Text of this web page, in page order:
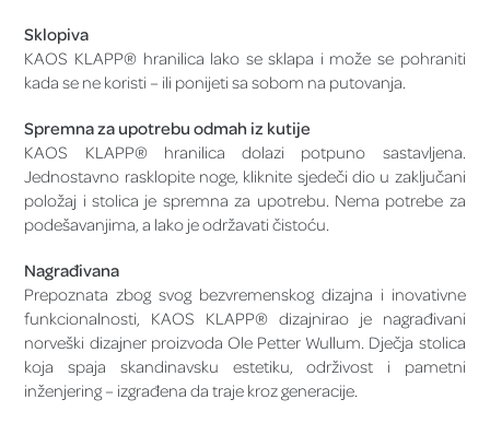
Sklopiva
KAOS KLAPP® hranilica lako se sklapa i može se pohraniti
kada se ne koristi – ili ponijeti sa sobom na putovanja.
Spremna za upotrebu odmah iz kutije
KAOS KLAPP® hranilica dolazi potpuno sastavljena.
Jednostavno rasklopite noge, kliknite sjedeči dio u zaključani
položaj i stolica je spremna za upotrebu. Nema potrebe za
podešavanjima, a lako je održavati čistoću.
Nagrađivana
Prepoznata zbog svog bezvremenskog dizajna i inovativne
funkcionalnosti, KAOS KLAPP® dizajnirao je nagrađivani
norveški dizajner proizvoda Ole Petter Wullum. Dječja stolica
koja spaja skandinavsku estetiku, održivost i pametni
inženjering – izgrađena da traje kroz generacije.